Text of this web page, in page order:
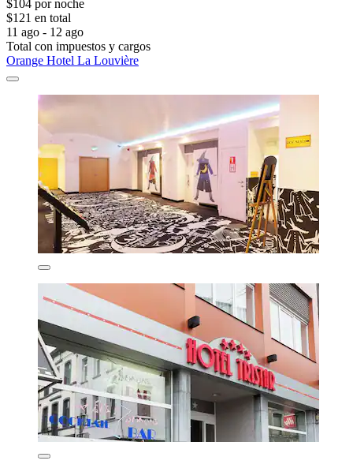
$104 por noche
$121 en total
11 ago - 12 ago
Total con impuestos y cargos
Orange Hotel La Louvière